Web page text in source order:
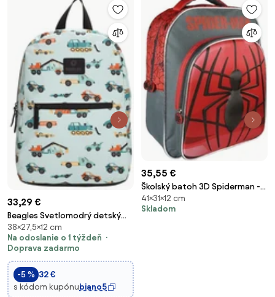
33,29 €
Beagles Svetlomodrý detský
batoh do školy "Junior“ 12L
38×27,5×12 cm
Na odoslanie o 1 týždeň
Doprava zadarmo
-5 % 32 €
s kódom kupónu biano5
35,55 €
Školský batoh 3D Spiderman -
MARVEL
41×31×12 cm
Skladom